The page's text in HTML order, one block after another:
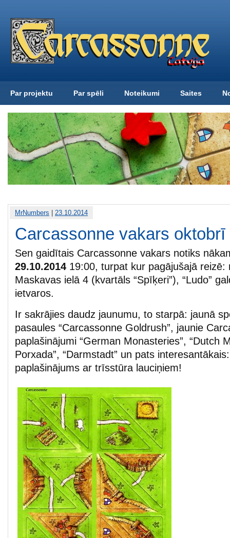
Par projektu Par spēli Noteikumi Saites
MrNumbers 23.10.2014
Carcassonne vakars oktobrī
Sen gaidītais Carcassonne vakars notiks
29.10.2014 19:00, turpat kur pagājušajā reizē:
Maskavas ielā 4 (kvartāls “Spīķeri”), “Ludo”
ietvaros.
Ir sakrājies daudz jaunumu, to starpā: jaunā
pasaules “Carcassonne Goldrush”, jaunie
paplašinājumi “German Monasteries”, “Dutch
Porxada”, “Darmstadt” un pats
paplašinājums ar trīsstūra lauciņiem!